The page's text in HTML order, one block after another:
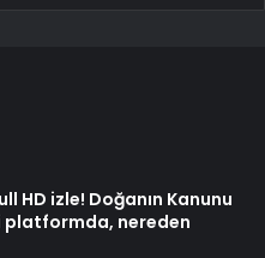
HD izle! Doğanın Kanunu
platformda, nereden